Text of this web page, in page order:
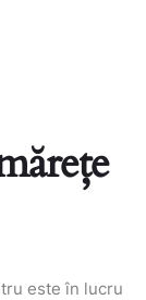
este în lucru